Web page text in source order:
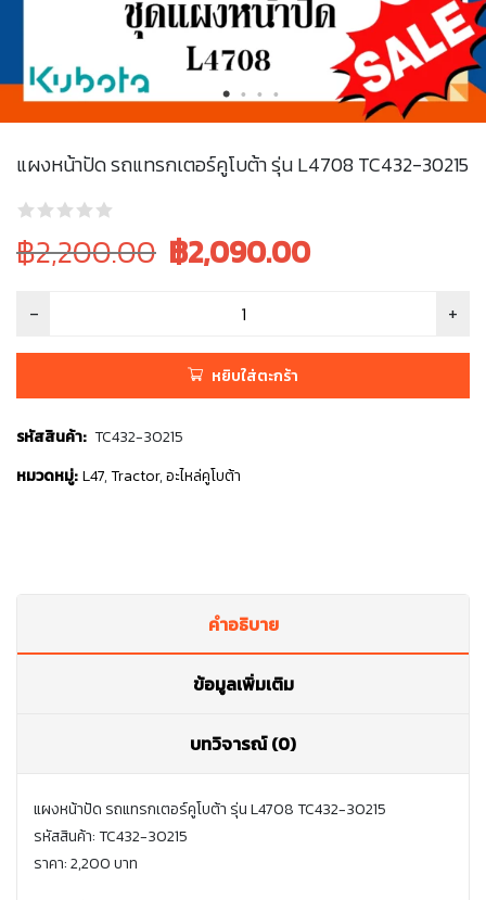
แผงหน้าปัด รถแทรกเตอร์คูโบต้า รุ่น L4708 TC432-30215
Original
price
was:
฿2,200.00 Current
price
฿2,090.00
หยิบใส่ตะกร้า
รหัสสินค้า: TC432-30215
หมวดหมู่: L47,Tractor,อะไหล่คูโบต้า
คำอธิบาย
ข้อมูลเพิ่มเติม
บทวิจารณ์ (0)
แผงหน้าปัด รถแทรกเตอร์คูโบต้า รุ่น L4708 TC432-30215
รหัสสินค้า: TC432-30215
ราคา: 2,200 บาท